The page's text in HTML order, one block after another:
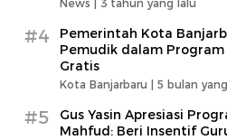
News | 3 tahun yang lalu
#4
Pemerintah Kota
Pemudik dalam
Gratis
Kota Banjarbaru | 5 bulan
#5
Gus Yasin Apresiasi
Mahfud: Beri Insentif